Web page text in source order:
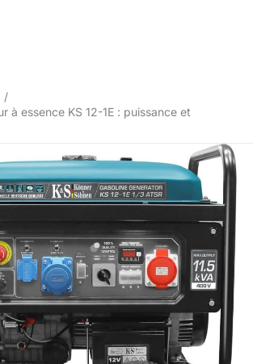
à essence KS 12-1E : puissance et